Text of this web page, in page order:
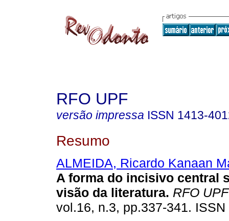
RFO UPF
versão impressa ISSN 1413-
Resumo
ALMEIDA, Ricardo Kanaan
A forma do incisivo central
visão da literatura. RFO UPF
vol.16, n.3, pp.337-341.